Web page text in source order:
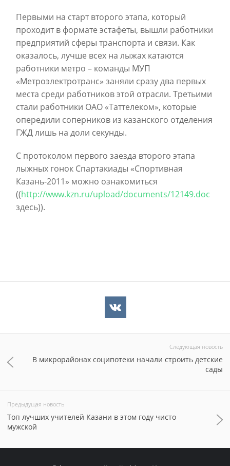
Первыми на старт второго этапа, который
проходит в формате эстафеты, вышли работники
предприятий сферы транспорта и связи. Как
оказалось, лучше всех на лыжах катаются
работники метро – команды МУП
«Метроэлектротранс» заняли сразу два первых
места среди работников этой отрасли. Третьими
стали работники ОАО «Таттелеком», которые
опередили соперников из казанского отделения
ГЖД лишь на доли секунды.
С протоколом первого заезда второго этапа
лыжных гонок Спартакиады «Спортивная
Казань-2011» можно ознакомиться
((http://www.kzn.ru/upload/documents/12149.doc
здесь)).
Следующая новость
В микрорайонах соципотеки начали строить детские
сады
Предыдущая новость
Топ лучших учителей Казани в этом году чисто
мужской